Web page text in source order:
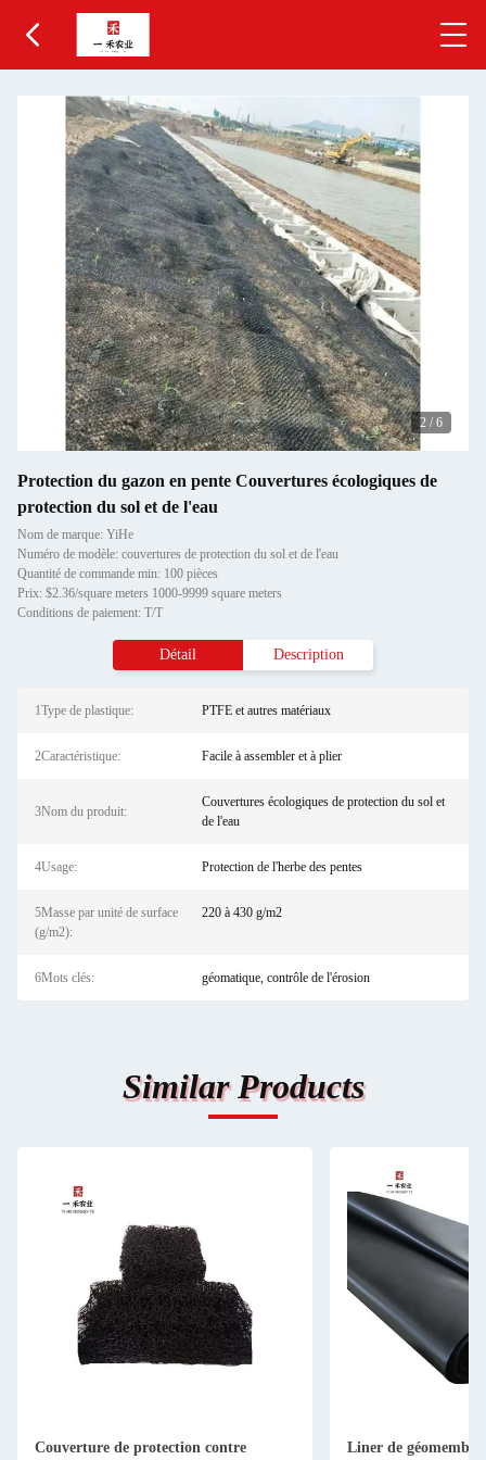
2 / 6
Protection du gazon en pente Couvertures écologiques de
protection du sol et de l'eau
Nom de marque: YiHe
Numéro de modèle: couvertures de protection du sol et de l'eau
Quantité de commande min: 100 pièces
Prix: $2.36/square meters 1000-9999 square meters
Conditions de paiement: T/T
Détail Description
1Type de plastique: PTFE et autres matériaux
2Caractéristique: Facile à assembler et à plier
3Nom du produit:
Couvertures écologiques de protection du sol et
de l'eau
4Usage: Protection de l'herbe des pentes
5Masse par unité de surface
(g/m2):
220 à 430 g/m2
6Mots clés: géomatique, contrôle de l'érosion
Similar Products
Couverture de protection contre
Liner de